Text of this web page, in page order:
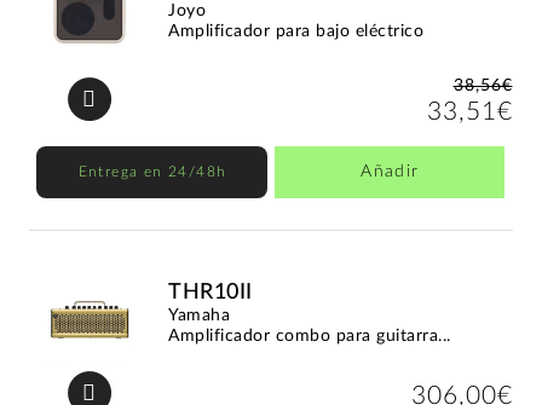
Joyo
Amplificador para bajo eléctrico
38,56€
33,51€
Entrega en 24/48h Añadir
THR10II
Yamaha
Amplificador combo para guitarra...
306,00€